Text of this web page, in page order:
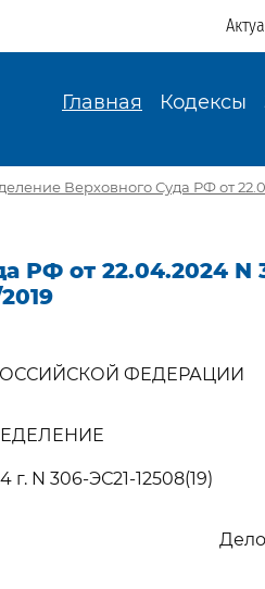
Главная Кодексы
Верховного Суда РФ от
РФ от 22.04.2024 N
ФЕДЕРАЦИИ
г. N 306-ЭС21-12508(19)